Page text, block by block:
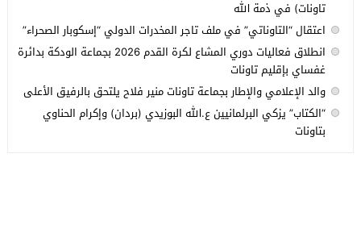
تاونات) في ذمة الله
اعتقال “التاوناتي” في ملف تاجر المخدرات الدولي “إسكوبار الصحراء”
انطلاق فعاليات دوري المشاع لكرة القدم 2026 بجماعة الودكة بدائرة
غفساي بإقليم تاونات
والد الإعلامي والإطار بجماعة تاونات منير فلاح يلتحق بالرفيق الأعلى
“الكتاب” يزكي البرلمانيين ع.الله البوزيدي (بردان) وإكرام الحناوي
بتاونات